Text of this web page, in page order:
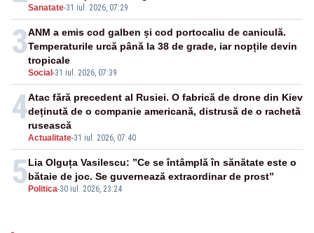
Sanatate-31 iul. 2026, 07:29
3
Social -31 iul. 2026, 07:39
ANM a emis cod galben și cod portocaliu de caniculă.
Temperaturile urcă până la 38 de grade, iar nopțile devin
tropicale
4
Actualitate-31 iul. 2026, 07:40
Atac fără precedent al Rusiei. O fabrică de drone din Kiev
deținută de o companie americană, distrusă de o rachetă
rusească
5 Politica-30 iul. 2026, 23:24
Lia Olguța Vasilescu: ”Ce se întâmplă în sănătate este o
bătaie de joc. Se guvernează extraordinar de prost”